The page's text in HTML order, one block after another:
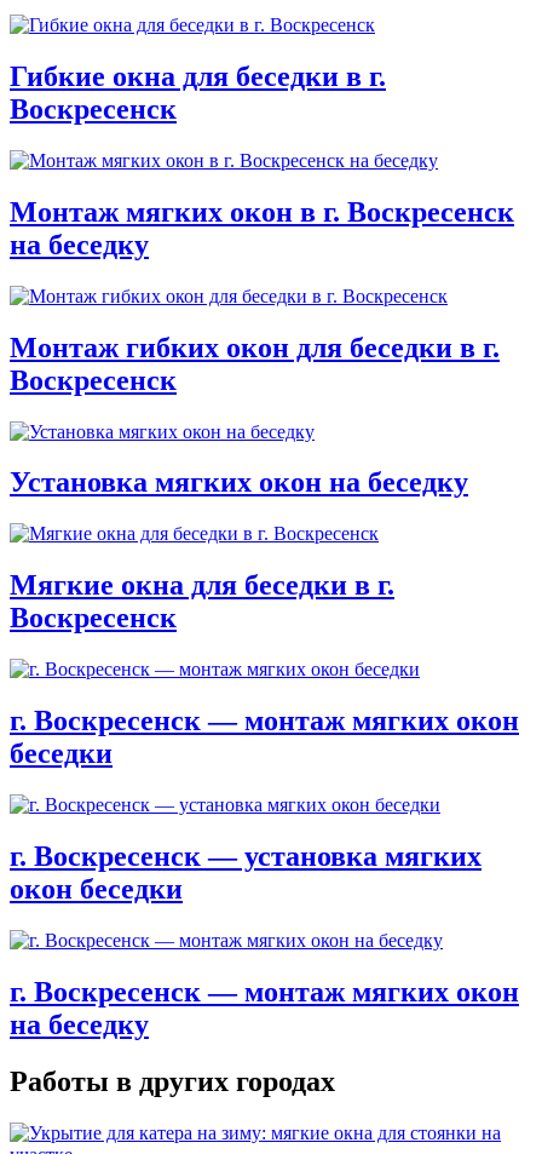
Гибкие окна для беседки в г.
Воскресенск
Монтаж мягких окон в г. Воскресенск
на беседку
Монтаж гибких окон для беседки в г.
Воскресенск
Установка мягких окон на беседку
Мягкие окна для беседки в г.
Воскресенск
г. Воскресенск — монтаж мягких окон
беседки
г. Воскресенск — установка мягких
окон беседки
г. Воскресенск — монтаж мягких окон
на беседку
Работы в других городах